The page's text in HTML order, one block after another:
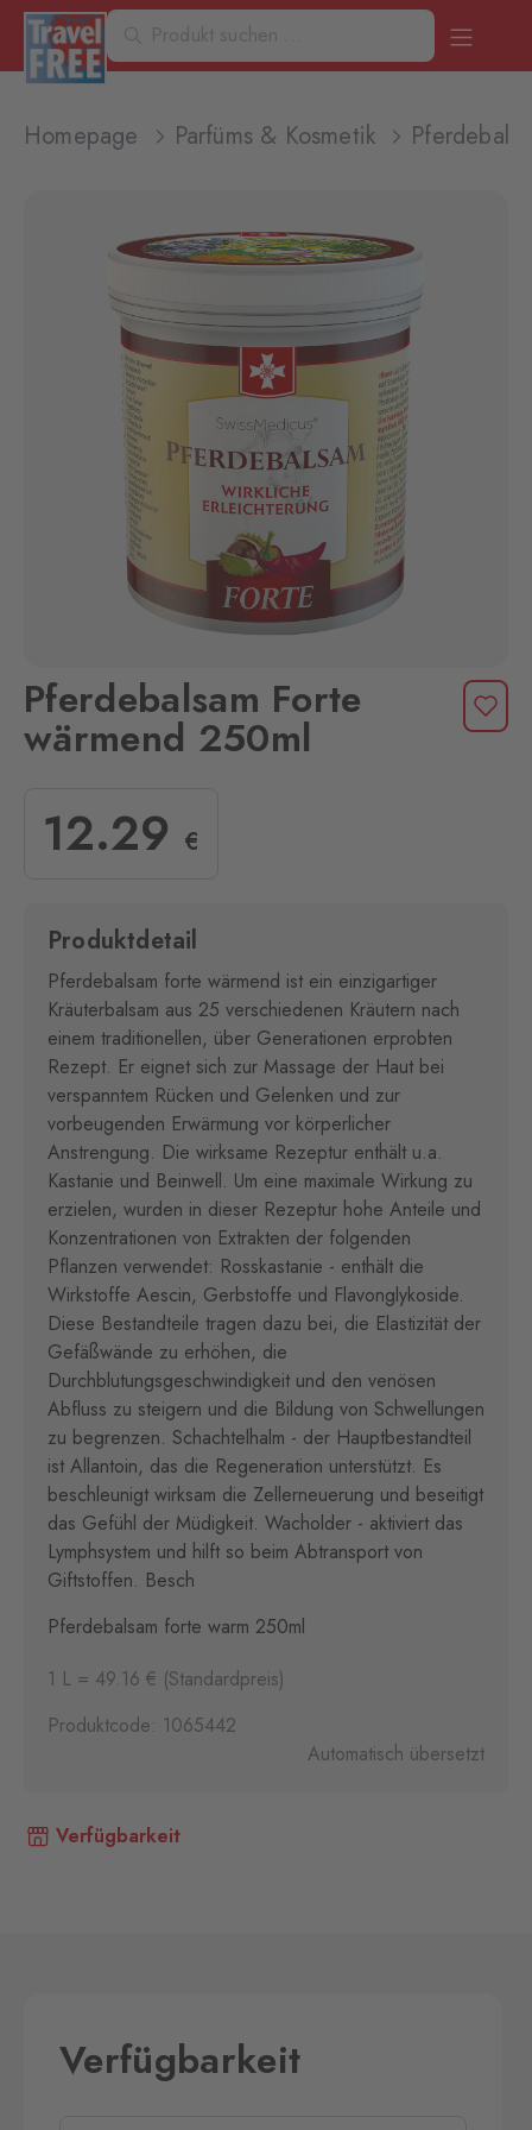
Homepage Parfüms & Kosmetik
Pferdebalsam Forte
wärmend 250ml
12.29 €
Produktdetail
Pferdebalsam forte wärmend ist ein einzigartiger
Kräuterbalsam aus 25 verschiedenen Kräutern nach
einem traditionellen, über Generationen erprobten
Rezept. Er eignet sich zur Massage der Haut bei
verspanntem Rücken und Gelenken und zur
vorbeugenden Erwärmung vor körperlicher
Anstrengung. Die wirksame Rezeptur enthält u.a.
Kastanie und Beinwell. Um eine maximale Wirkung zu
erzielen, wurden in dieser Rezeptur hohe Anteile und
Konzentrationen von Extrakten der folgenden
Pflanzen verwendet: Rosskastanie - enthält die
Wirkstoffe Aescin, Gerbstoffe und Flavonglykoside.
Diese Bestandteile tragen dazu bei, die Elastizität der
Gefäßwände zu erhöhen, die
Durchblutungsgeschwindigkeit und den venösen
Abfluss zu steigern und die Bildung von Schwellungen
zu begrenzen. Schachtelhalm - der Hauptbestandteil
ist Allantoin, das die Regeneration unterstützt. Es
beschleunigt wirksam die Zellerneuerung und beseitigt
das Gefühl der Müdigkeit. Wacholder - aktiviert das
Lymphsystem und hilft so beim Abtransport von
Giftstoffen. Besch
Pferdebalsam forte warm 250ml
1 L = 49.16 € (Standardpreis)
Produktcode: 1065442
Automatisch übersetzt
Verfügbarkeit
Verfügbarkeit